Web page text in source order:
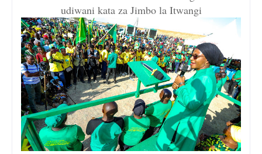
udiwani kata za Jimbo la Itwangi